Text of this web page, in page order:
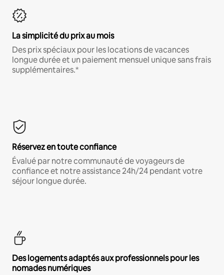
La simplicité du prix au mois
Des prix spéciaux pour les locations de vacances
longue durée et un paiement mensuel unique sans frais
supplémentaires.*
Réservez en toute confiance
Évalué par notre communauté de voyageurs de
confiance et notre assistance 24h/24 pendant votre
séjour longue durée.
Des logements adaptés aux professionnels pour les
nomades numériques